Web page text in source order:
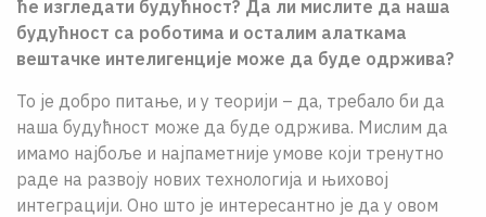
ће изгледати будућност? Да ли мислите да наша
будућност са роботима и осталим алаткама
вештачке интелигенције може да буде одржива?
То је добро питање, и у теорији – да, требало би да
наша будућност може да буде одржива. Мислим да
имамо најбоље и најпаметније умове који тренутно
раде на развоју нових технологија и њиховој
интеграцији. Оно што је интересантно је да у овом